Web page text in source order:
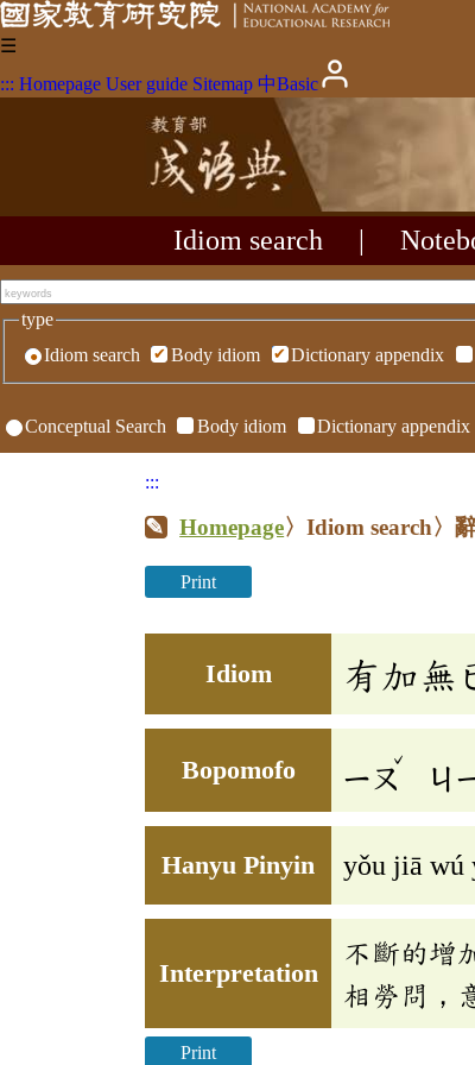
☰
::: Homepage User guide Sitemap 中Basic
Idiom search
type
Idiom search
Body idiom Dictionary appendix
Conceptual Search Body idiom Dictionary appendix
:::
Homepage〉Idiom search〉
Print
Idiom 有加無
Bopomofo ㄧㄡ
ˇ
ㄐ
Hanyu Pinyin yǒu jiā wú
Interpretation
不斷的增
相勞問，
Print